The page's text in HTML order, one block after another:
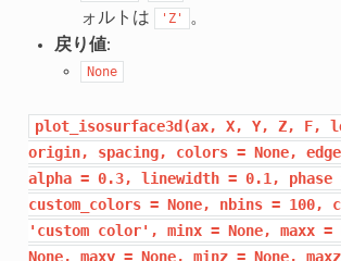
ォルトは
'Z'
。
戻り値:
None
plot_isosurface3d(ax, X, Y, Z, F,
origin,
spacing, colors = None,
alpha = 0.3, linewidth = 0.1, phase
custom_colors = None, nbins = 100,
'custom color', minx = None, maxx =
None,
maxy = None, minz = None, maxz